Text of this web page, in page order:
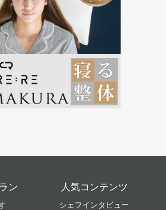
ン 人気コンテンツ
シェフインタビュー